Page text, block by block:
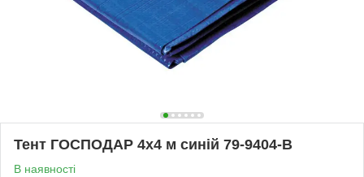
Тент ГОСПОДАР 4х4 м синій 79-9404-В
В наявності